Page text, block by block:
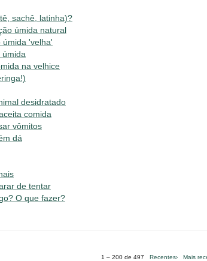
sachê, latinha)?
úmida natural
úmida 'velha'
úmida
na velhice
desidratado
comida
vômitos
dá
de tentar
O que fazer?
1 – 200 de 497 Recentes› Mais